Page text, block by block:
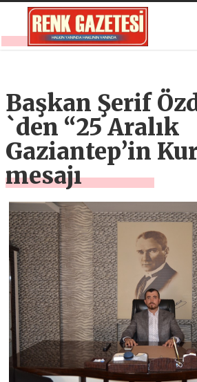
Başkan Şerif
`den “25 Aralık
Gaziantep’in
mesajı